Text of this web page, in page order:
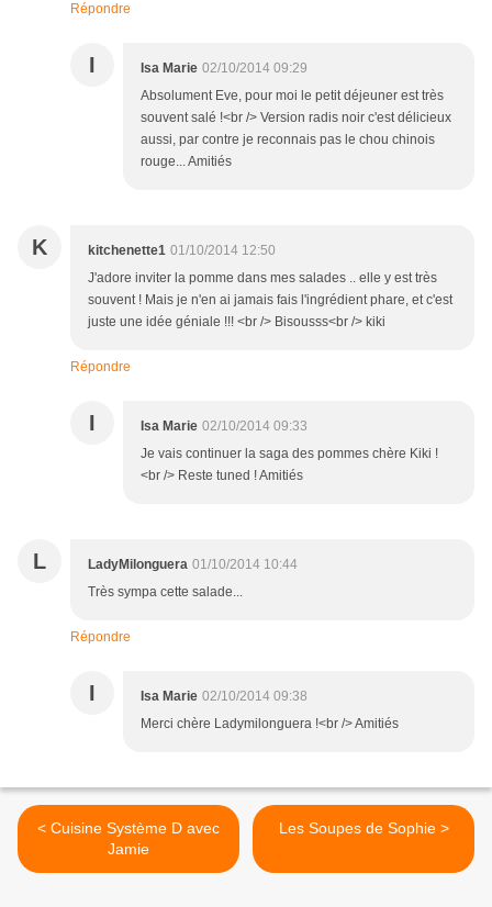
Répondre
I Isa Marie 02/10/2014 09:29
Absolument Eve, pour moi le petit déjeuner est très
souvent salé !<br /> Version radis noir c'est délicieux
aussi, par contre je reconnais pas le chou chinois
rouge... Amitiés
K kitchenette1 01/10/2014 12:50
J'adore inviter la pomme dans mes salades .. elle y est très
souvent ! Mais je n'en ai jamais fais l'ingrédient phare, et c'est
juste une idée géniale !!! <br /> Bisousss<br /> kiki
Répondre
I Isa Marie 02/10/2014 09:33
Je vais continuer la saga des pommes chère Kiki !
<br /> Reste tuned ! Amitiés
L LadyMilonguera 01/10/2014 10:44
Très sympa cette salade...
Répondre
I Isa Marie 02/10/2014 09:38
Merci chère Ladymilonguera !<br /> Amitiés
< Cuisine Système D avec
Jamie
Les Soupes de Sophie >